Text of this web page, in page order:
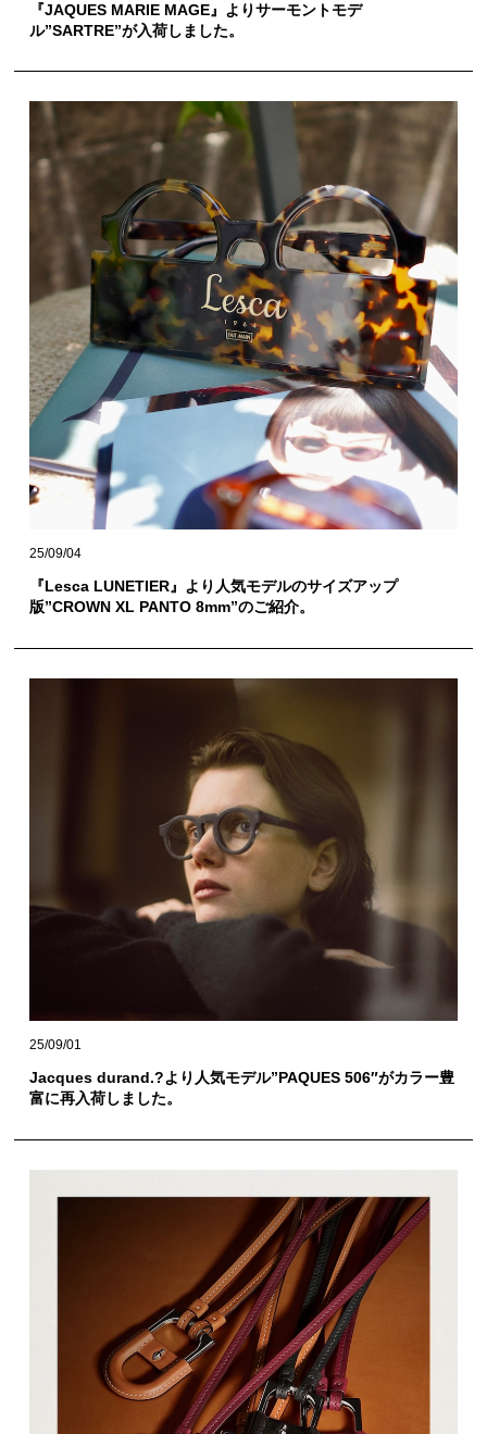
『JAQUES MARIE MAGE』よりサーモントモデ
ル”SARTRE”が入荷しました。
25/09/04
『Lesca LUNETIER』より人気モデルのサイズアップ
版”CROWN XL PANTO 8mm”のご紹介。
25/09/01
Jacques durand.?より人気モデル”PAQUES 506″がカラー豊
富に再入荷しました。